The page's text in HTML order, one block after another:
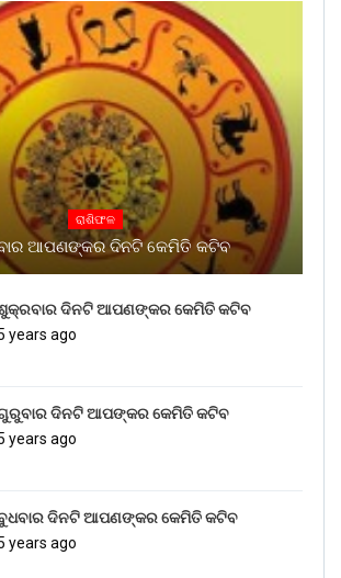
ରାଶିଫଳ
ଆପଣଙ୍କର ଦିନଟି କେମିତି କଟିବ
ଦିନଟି ଆପଣଙ୍କର କେମିତି କଟିବ
years ago
ଦିନଟି ଆପଙ୍କର କେମିତି କଟିବ
years ago
ଦିନଟି ଆପଣଙ୍କର କେମିତି କଟିବ
years ago